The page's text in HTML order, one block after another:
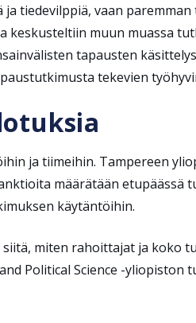
tiedevilppiä, vaan
keskusteltiin muun muassa
tapausten
tekevien
ja tiimeihin. Tampereen
määrätään
käytäntöihin.
miten rahoittajat ja koko
Political Science -yliopiston